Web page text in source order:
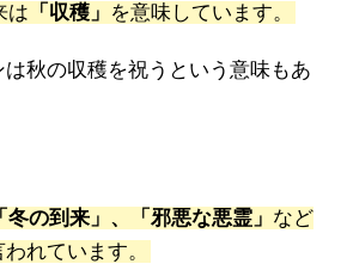
は 「収穫」 を意味しています。
秋の収穫を祝うという意味もあ
冬の到来」、「邪悪な悪霊」 など
れています。